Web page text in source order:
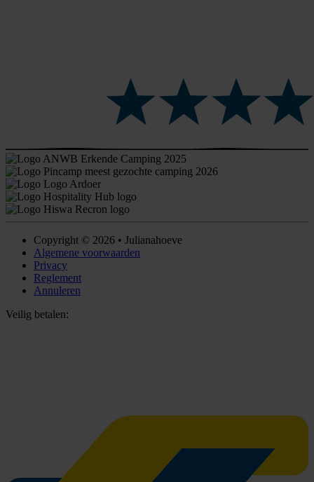
Copyright © 2026 • Julianahoeve
Algemene voorwaarden
Privacy
Reglement
Annuleren
Veilig betalen: